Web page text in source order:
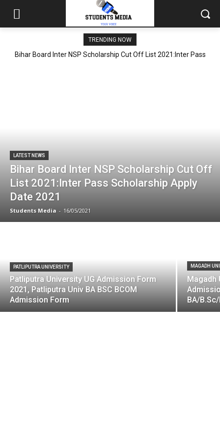
TRENDING NOW
Bihar Board Inter NSP Scholarship Cut Off List 2021:Inter Pass
LATEST NEWS
Bihar Board Inter NSP Scholarship Cut Off
List 2021:Inter Pass Scholarship Apply
Date 2021
Students Media - 16/05/2021
PATLIPUTRA UNIVERSITY
Patliputra University UG Admission Form
2021, Patliputra Univ BA BSC BCOM
Admission Form
MAGADH
Magadh
BA/